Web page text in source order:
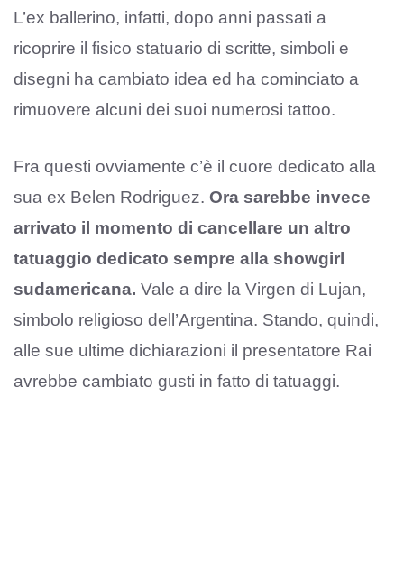
L’ex ballerino, infatti, dopo anni passati a
ricoprire il fisico statuario di scritte, simboli e
disegni ha cambiato idea ed ha cominciato a
rimuovere alcuni dei suoi numerosi tattoo.
Fra questi ovviamente c’è il cuore dedicato alla
sua ex Belen Rodriguez. Ora sarebbe invece
arrivato il momento di cancellare un altro
tatuaggio dedicato sempre alla showgirl
sudamericana. Vale a dire la Virgen di Lujan,
simbolo religioso dell’Argentina. Stando, quindi,
alle sue ultime dichiarazioni il presentatore Rai
avrebbe cambiato gusti in fatto di tatuaggi.